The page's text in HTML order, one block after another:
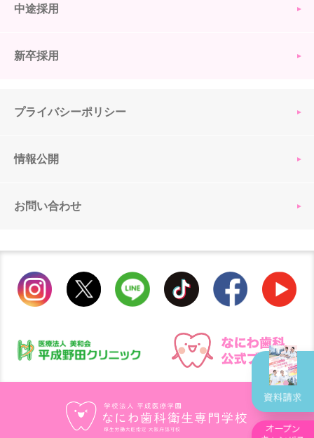
中途採用
新卒採用
プライバシーポリシー
情報公開
お問い合わせ